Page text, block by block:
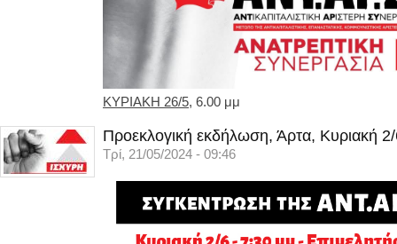
ΚΥΡΙΑΚΗ 26/5, 6.00 μμ
Προεκλογική εκδήλωση, Άρτα, Κυριακή
Τρί, 21/05/2024 - 09:46